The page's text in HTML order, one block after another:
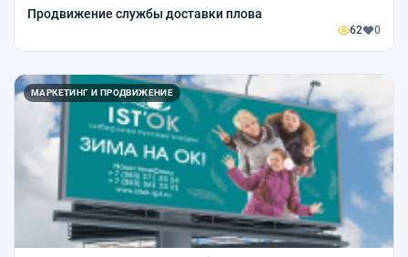
Продвижение службы доставки плова
62 0
МАРКЕТИНГ И ПРОДВИЖЕНИЕ